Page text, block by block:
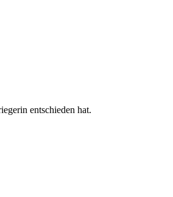
entschieden hat.